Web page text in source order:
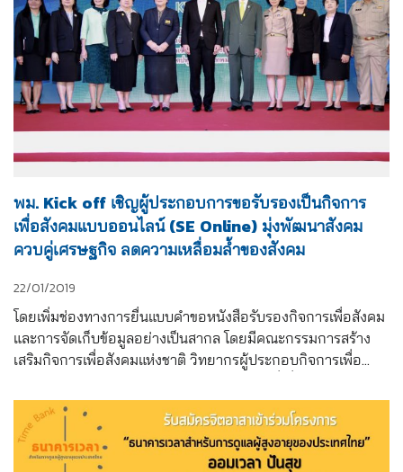
พม. Kick off เชิญผู้ประกอบการขอรับรองเป็นกิจการ
เพื่อสังคมแบบออนไลน์ (SE Online) มุ่งพัฒนาสังคม
ควบคู่เศรษฐกิจ ลดความเหลื่อมล้ำของสังคม
22/01/2019
โดยเพิ่มช่องทางการยื่นแบบคำขอหนังสือรับรองกิจการเพื่อสังคม
และการจัดเก็บข้อมูลอย่างเป็นสากล โดยมีคณะกรรมการสร้าง
เสริมกิจการเพื่อสังคมแห่งชาติ วิทยากรผู้ประกอบกิจการเพื่อ
จำนวน 200 คน